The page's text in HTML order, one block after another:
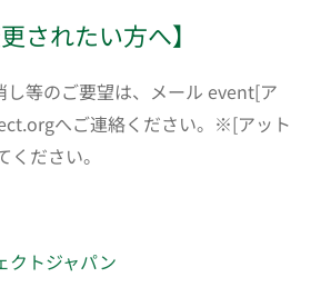
されたい方へ】
等のご要望は、メール event[ア
へご連絡ください。※[アット
ださい。
クトジャパン